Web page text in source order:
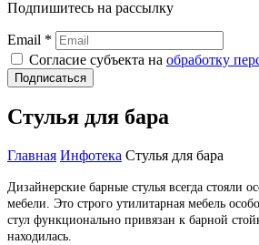
Подпишитесь на рассылку
Email *
Согласие субъекта на обработку
Подписаться
Стулья для бара
Главная Инфотека Стулья для бара
Дизайнерские барные стулья всегда стояли
мебели. Это строго утилитарная мебель
стул функционально привязан к барной
находилась.